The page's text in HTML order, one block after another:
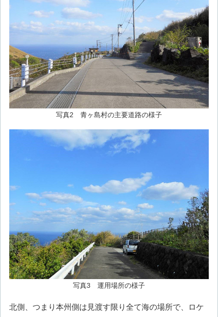
写真2 青ヶ島村の主要道路の様子
写真3 運用場所の様子
北側、つまり本州側は見渡す限り全て海の場所で、ロケ